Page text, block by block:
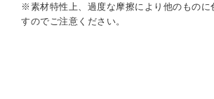
※素材特性上、過度な摩擦により他のものに
すのでご注意ください。